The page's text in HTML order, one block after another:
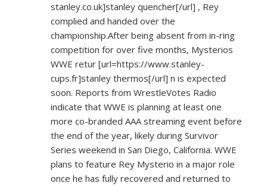
stanley.co.uk]stanley quencher[/url] , Rey
complied and handed over the
championship.After being absent from in-ring
competition for over five months, Mysterios
WWE retur [url=https://www.stanley-
cups.fr]stanley thermos[/url] n is expected
soon. Reports from WrestleVotes Radio
indicate that WWE is planning at least one
more co-branded AAA streaming event before
the end of the year, likely during Survivor
Series weekend in San Diego, California. WWE
plans to feature Rey Mysterio in a major role
once he has fully recovered and returned to